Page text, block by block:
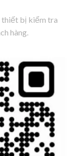
thiết bị kiểm tra
hàng.